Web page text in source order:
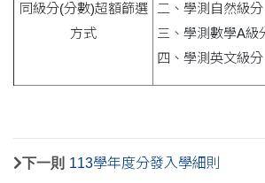
同級分(分數)超額篩選
方式
二、學測自然級分
三、學測數學A級
四、學測英文級分
下一則 113學年度分發入學細則